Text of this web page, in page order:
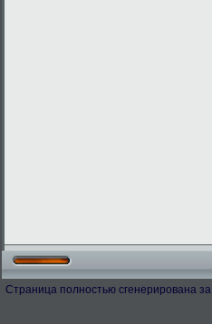
Страница полностью сгенерирована за